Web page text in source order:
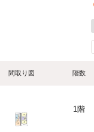
間取り図 階数
1階